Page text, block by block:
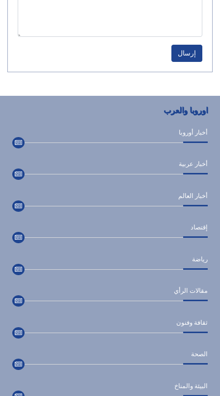
إرسال
اوروبا والعرب
أخبار أوروبا
أخبار عربية
أخبار العالم
إقتصاد
رياضة
مقالات الرأي
ثقافة وفنون
الصحة
البيئة والمناخ